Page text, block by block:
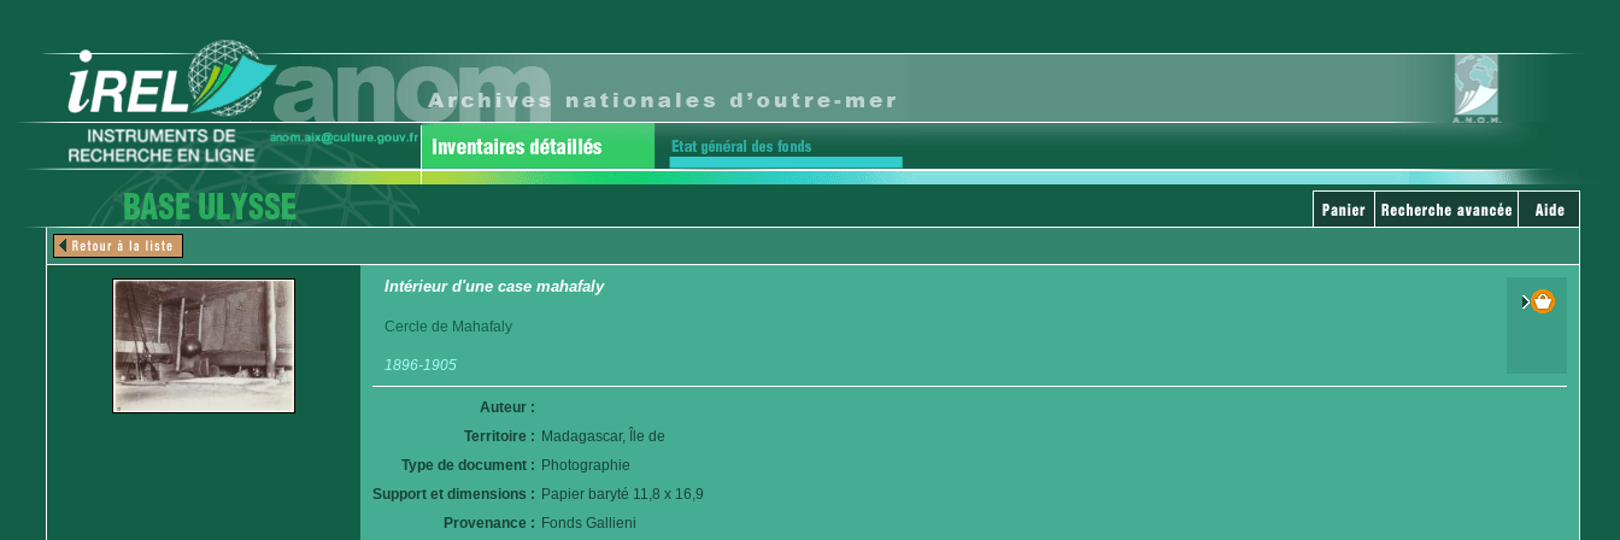
Intérieur d'une case mahafaly
Cercle de Mahafaly
1896-1905
Auteur :
Territoire : Madagascar, Île de
Type de document : Photographie
Support et dimensions : Papier baryté 11,8 x 16,9
Provenance : Fonds Gallieni